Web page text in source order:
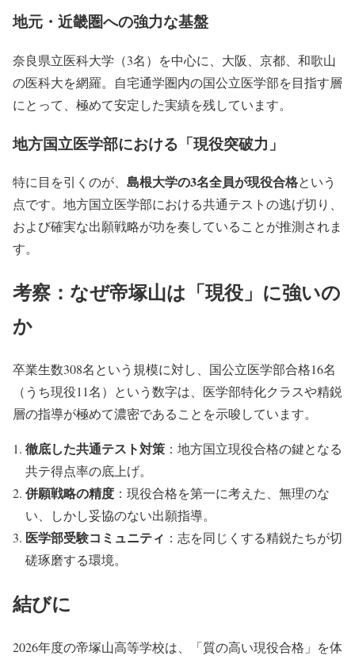
地元・近畿圏への強力な基盤
奈良県立医科大学（3名）を中心に、大阪、京都、和歌山
の医科大を網羅。自宅通学圏内の国公立医学部を目指す層
にとって、極めて安定した実績を残しています。
地方国立医学部における「現役突破力」
特に目を引くのが、 島根大学の3名全員が現役合格という
点です。地方国立医学部における共通テストの逃げ切り、
および確実な出願戦略が功を奏していることが推測されま
す。
考察：なぜ帝塚山は「現役」に強いの
か
卒業生数308名という規模に対し、国公立医学部合格16名
（うち現役11名）という数字は、医学部特化クラスや精鋭
層の指導が極めて濃密であることを示唆しています。
徹底した共通テスト対策 ：地方国立現役合格の鍵となる
共テ得点率の底上げ。
併願戦略の精度 ：現役合格を第一に考えた、無理のな
い、しかし妥協のない出願指導。
医学部受験コミュニティ ：志を同じくする精鋭たちが切
磋琢磨する環境。
結びに
2026年度の帝塚山高等学校は、「質の高い現役合格」を体